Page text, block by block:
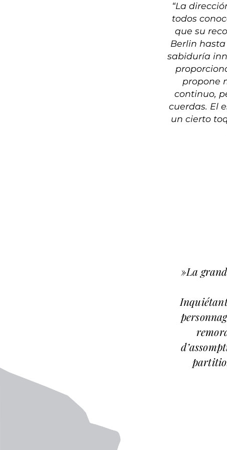
“La
todos
que su
Berlin
sabiduría
propone
continuo,
cuerdas. El
un cierto
»La